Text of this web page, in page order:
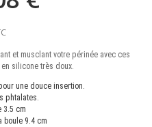
et musclant votre périnée avec ces
silicone très doux.
une douce insertion.
phtalates.
3.5 cm
boule 9.4 cm